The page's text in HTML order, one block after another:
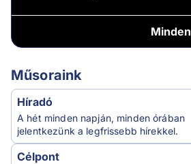
Minden
Műsoraink
Híradó
A hét minden napján, minden órában
jelentkezünk a legfrissebb hírekkel.
Célpont